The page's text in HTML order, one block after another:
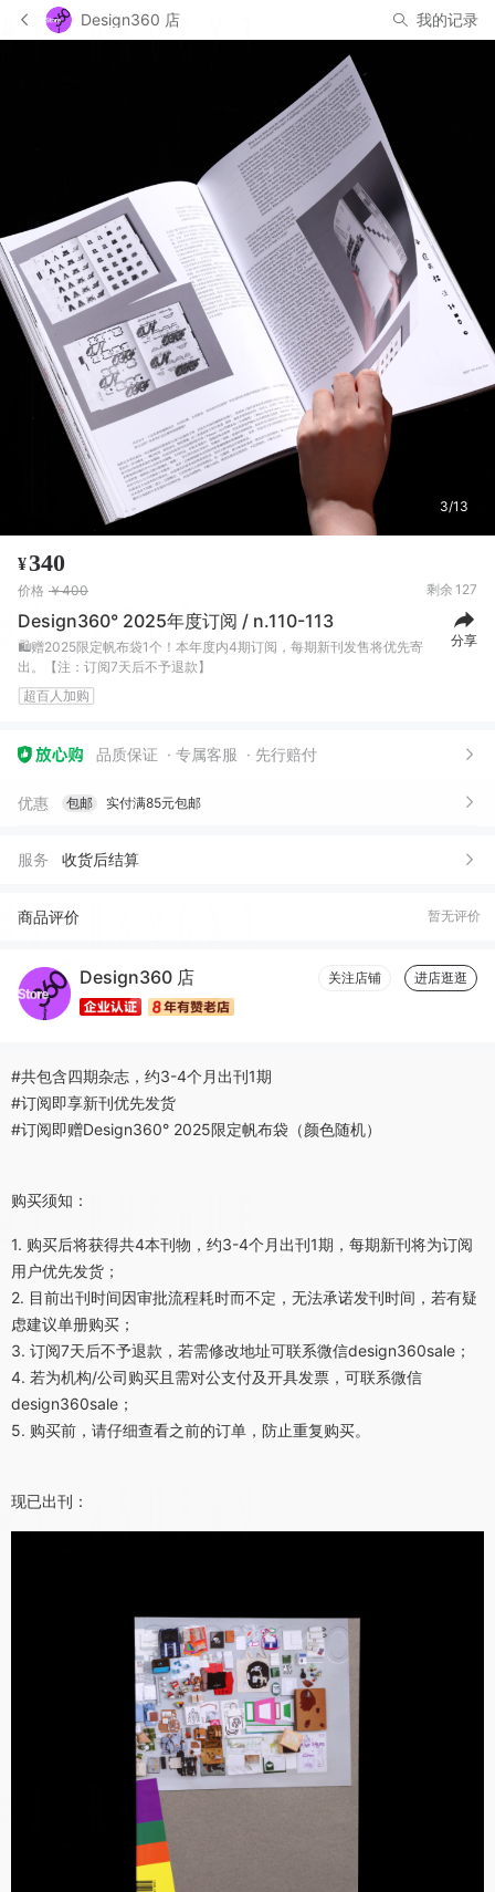
Design360 店 我的记录
3/13
¥340
价格 ￥400 剩余 127
Design360° 2025年度订阅 / n.110-113
🛍️赠2025限定帆布袋1个！本年度内4期订阅，每期新刊发售将优先寄
出。【注：订阅7天后不予退款】
超百人加购
分享
品质保证 专属客服 先行赔付
优惠 包邮 实付满85元包邮
服务 收货后结算
商品评价 暂无评价
Design360 店 关注店铺 进店逛逛
#共包含四期杂志，约3-4个月出刊1期
#订阅即享新刊优先发货
#订阅即赠Design360° 2025限定帆布袋（颜色随机）
购买须知：
1. 购买后将获得共4本刊物，约3-4个月出刊1期，每期新刊将为订阅
用户优先发货；
2. 目前出刊时间因审批流程耗时而不定，无法承诺发刊时间，若有疑
虑建议单册购买；
3. 订阅7天后不予退款，若需修改地址可联系微信design360sale；
4. 若为机构/公司购买且需对公支付及开具发票，可联系微信
design360sale；
5. 购买前，请仔细查看之前的订单，防止重复购买。
现已出刊：